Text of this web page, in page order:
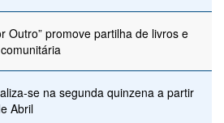
Outro” promove partilha de livros e
se na segunda quinzena a partir
Abril